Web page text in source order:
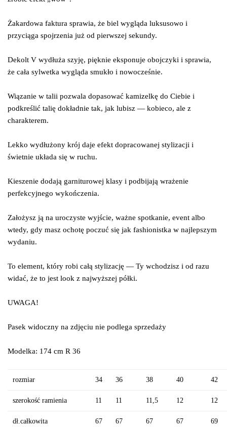
Żakardowa faktura sprawia, że biel wygląda luksusowo i
przyciąga spojrzenia już od pierwszej sekundy.
Dekolt V wydłuża szyję, pięknie eksponuje obojczyki i sprawia,
że cała sylwetka wygląda smukło i nowocześnie.
Wiązanie w talii pozwala dopasować kamizelkę do Ciebie i
podkreślić talię dokładnie tak, jak lubisz — kobieco, ale z
charakterem.
Lekko wydłużony krój daje efekt dopracowanej stylizacji i
świetnie układa się w ruchu.
Kieszenie dodają garniturowej klasy i podbijają wrażenie
perfekcyjnego wykończenia.
Założysz ją na uroczyste wyjście, ważne spotkanie, event albo
wtedy, gdy masz ochotę poczuć się jak fashionistka w najlepszym
wydaniu.
To element, który robi całą stylizację — Ty wchodzisz i od razu
widać, że to jest look z najwyższej półki.
UWAGA!
Pasek widoczny na zdjęciu nie podlega sprzedaży
Modelka: 174 cm R 36
rozmiar 34 36 38 40 42
szerokość ramienia 11 11 11,5 12 12
dł.całkowita 67 67 67 67 69